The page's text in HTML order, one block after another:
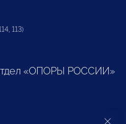
113)
«ОПОРЫ РОССИИ»